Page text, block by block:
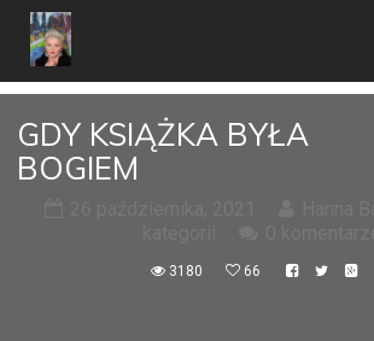
GDY KSIĄŻKA BYŁA
BOGIEM
3180 66